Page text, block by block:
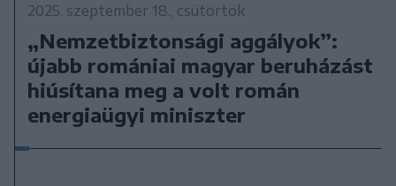
2025. szeptember 18., csütörtök
„Nemzetbiztonsági aggályok”:
újabb romániai magyar beruházást
hiúsítana meg a volt román
energiaügyi miniszter